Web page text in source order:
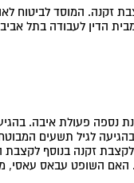
זקנה. המוסד לביטוח
הדין לעבודה בתל
נספה פעולת איבה.
לגיל תשעים
זקנה בנוסף לקצבת
האם השופט עבאס עאסי,